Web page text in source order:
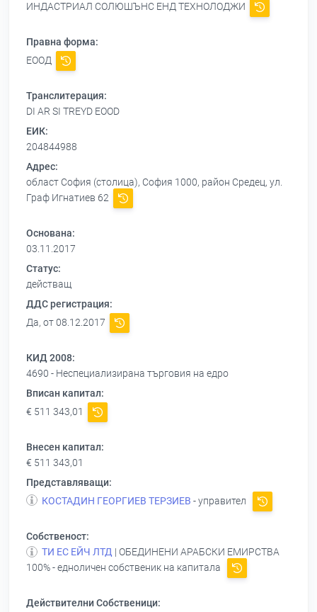
ИНДАСТРИАЛ СОЛЮШЪНС ЕНД ТЕХНОЛОДЖИ
Правна форма:
ЕООД
Транслитерация:
DI AR SI TREYD EOOD
ЕИК:
204844988
Адрес:
област София (столица), София 1000, район Средец, ул.
Граф Игнатиев 62
Основана:
03.11.2017
Статус:
действащ
ДДС регистрация:
Да, от 08.12.2017
КИД 2008:
4690 - Неспециализирана търговия на едро
Вписан капитал:
€ 511 343,01
Внесен капитал:
€ 511 343,01
Представляващи:
КОСТАДИН ГЕОРГИЕВ ТЕРЗИЕВ - управител
Собственост:
ТИ ЕС ЕЙЧ ЛТД | ОБЕДИНЕНИ АРАБСКИ ЕМИРСТВА
100% - едноличен собственик на капитала
Действителни Собственици: